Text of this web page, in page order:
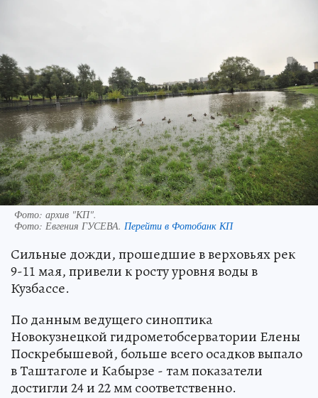
Фото: архив "КП".
Фото: Евгения ГУСЕВА. Перейти в Фотобанк КП
Сильные дожди, прошедшие в верховьях рек
9-11 мая, привели к росту уровня воды в
Кузбассе.
По данным ведущего синоптика
Новокузнецкой гидрометобсерватории Елены
Поскребышевой, больше всего осадков выпало
в Таштаголе и Кабырзе - там показатели
достигли 24 и 22 мм соответственно.